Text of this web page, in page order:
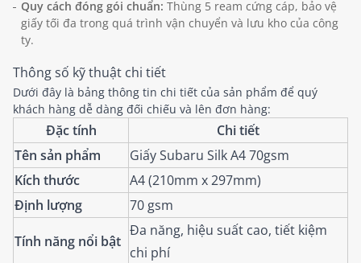
Quy cách đóng gói chuẩn: Thùng 5 ream cứng cáp, bảo vệ
giấy tối đa trong quá trình vận chuyển và lưu kho của công
ty.
Thông số kỹ thuật chi tiết
Dưới đây là bảng thông tin chi tiết của sản phẩm để quý
khách hàng dễ dàng đối chiếu và lên đơn hàng:
Đặc tính
Chi tiết
Tên sản phẩm
Giấy Subaru Silk A4 70gsm
Kích thước
A4 (210mm x 297mm)
Định lượng
70 gsm
Tính năng nổi bật
Đa năng, hiệu suất cao, tiết kiệm
chi phí